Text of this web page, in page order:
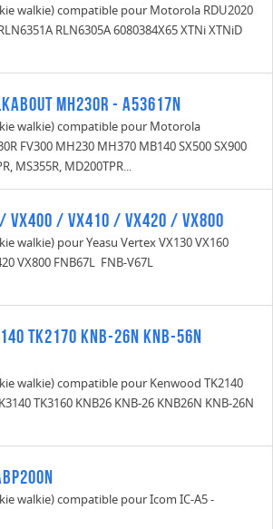
walkie) compatible pour Motorola RDU2020
RLN6305A 6080384X65 XTNi XTNiD
MH230R - A53617N
walkie) compatible pour Motorola
FV300 MH230 MH370 MB140 SX500 SX900
MS355R, MD200TPR...
VX400 / VX410 / VX420 / VX800
walkie) pour Yeasu Vertex VX130 VX160
VX800 FNB67L FNB-V67L
TK2170 KNB-26N KNB-56N
walkie) compatible pour Kenwood TK2140
TK3160 KNB26 KNB-26 KNB26N KNB-26N
walkie) compatible pour Icom IC-A5 -